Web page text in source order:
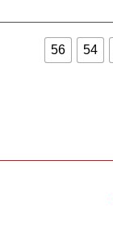
54
56